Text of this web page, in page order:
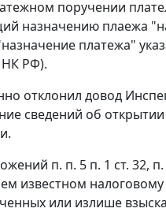
поручении
назначению плаежа
платежа"
НК РФ).
отклонил довод
сведений об
п. п. 5 п. 1 ст. 32,
известном налоговому
или излише